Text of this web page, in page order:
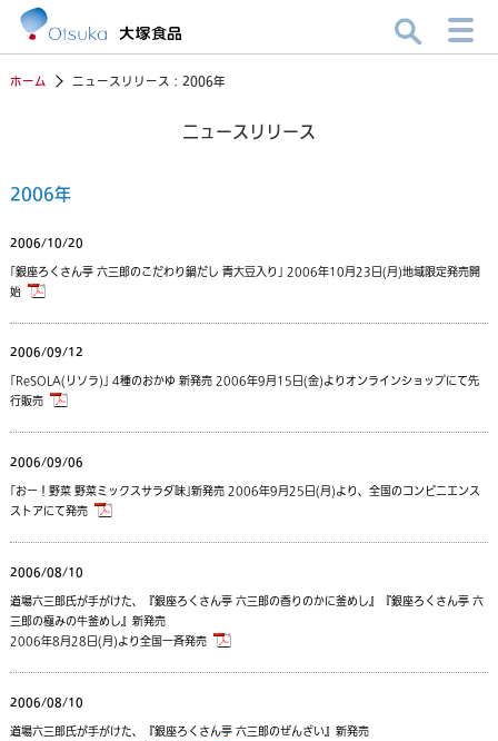
ホーム ニュースリリース：2006年
ニュースリリース
2006年
2006/10/20
｢銀座ろくさん亭 六三郎のこだわり鍋だし 青大豆入り｣ 2006年10月23日(月)地域限定発売開
始
2006/09/12
｢ReSOLA(リソラ)｣ 4種のおかゆ 新発売 2006年9月15日(金)よりオンラインショップにて先
行販売
2006/09/06
｢おー！野菜 野菜ミックスサラダ味｣新発売 2006年9月25日(月)より、全国のコンビニエンス
ストアにて発売
2006/08/10
道場六三郎氏が手がけた、『銀座ろくさん亭 六三郎の香りのかに釜めし』『銀座ろくさん亭 六
三郎の極みの牛釜めし』新発売
2006年8月28日(月)より全国一斉発売
2006/08/10
道場六三郎氏が手がけた、『銀座ろくさん亭 六三郎のぜんざい』新発売